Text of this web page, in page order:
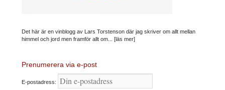
Det här är en vinblogg av Lars Torstenson där jag skriver om allt mellan
himmel och jord men framför allt om... [läs mer]
Prenumerera via e-post
E-postadress: